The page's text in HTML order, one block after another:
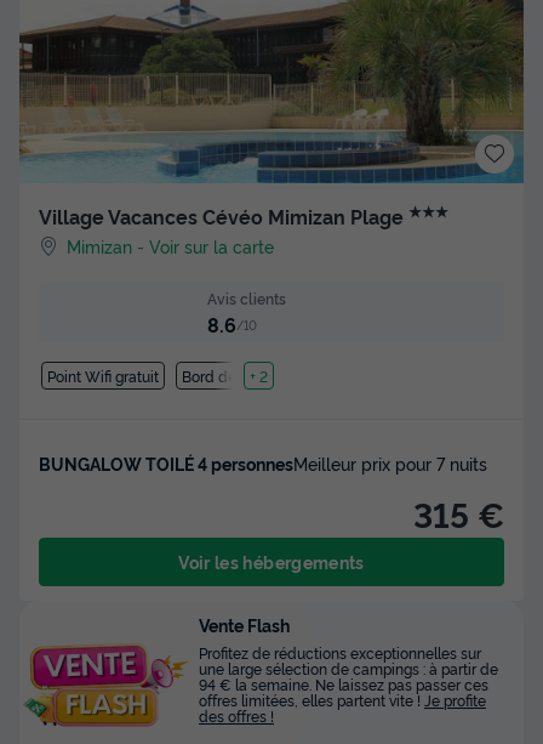
Village Vacances Cévéo Mimizan Plage ★★★
Mimizan -Voir sur la carte
Avis clients
8.6/10
Point Wifi gratuit Bord de mer
+ 2
BUNGALOW TOILÉ 4 personnesMeilleur prix pour 7 nuits
315 €
Voir les hébergements
Vente Flash
Profitez de réductions exceptionnelles sur
une large sélection de campings : à partir de
94 € la semaine. Ne laissez pas passer ces
offres limitées, elles partent vite ! Je profite
des offres !